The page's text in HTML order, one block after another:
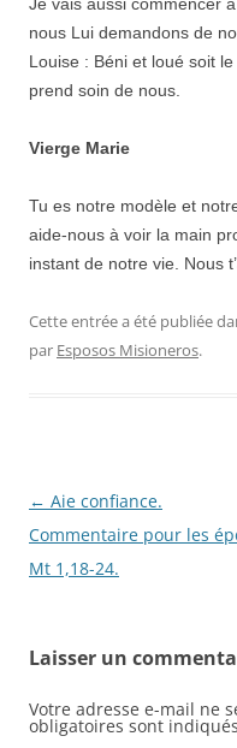
nous Lui demandons de
Louise : Béni et loué soit
prend soin de nous.
Vierge Marie
Tu es notre modèle et
aide-nous à voir la main
instant de notre vie. Nous
Cette entrée a été publiée
par Esposos Misioneros.
Navigation
des
articles
← Aie confiance.
Commentaire pour les
Mt 1,18-24.
Laisser un
Votre adresse e-mail ne
obligatoires sont